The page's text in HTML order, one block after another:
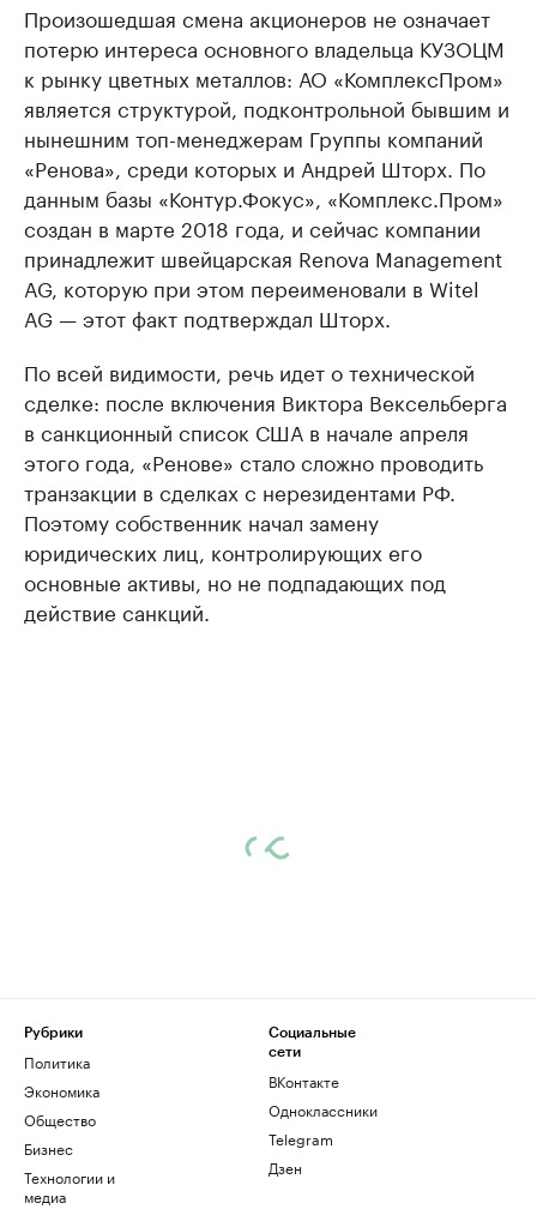
Произошедшая смена акционеров не означает
потерю интереса основного владельца КУЗОЦМ
к рынку цветных металлов: АО «КомплексПром»
является структурой, подконтрольной бывшим и
нынешним топ-менеджерам Группы компаний
«Ренова», среди которых и Андрей Шторх. По
данным базы «Контур.Фокус», «Комплекс.Пром»
создан в марте 2018 года, и сейчас компании
принадлежит швейцарская Renova Management
AG, которую при этом переименовали в Witel
AG — этот факт подтверждал Шторх.
По всей видимости, речь идет о технической
сделке: после включения Виктора Вексельберга
в санкционный список США в начале апреля
этого года, «Ренове» стало сложно проводить
транзакции в сделках с нерезидентами РФ.
Поэтому собственник начал замену
юридических лиц, контролирующих его
основные активы, но не подпадающих под
действие санкций.
Рубрики
Политика
Экономика
Общество
Бизнес
Технологии и
медиа
Социальные
сети
ВКонтакте
Одноклассники
Telegram
Дзен